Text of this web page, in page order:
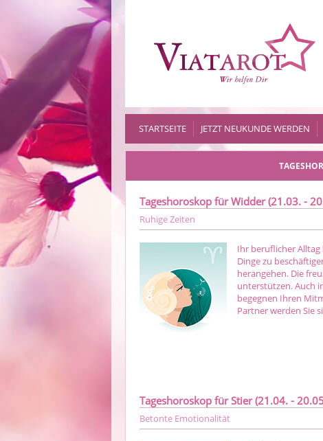
STARTSEITE JETZT NEUKUNDE WERDEN
Tageshoroskop für Widder (21.03. -
Ruhige Zeiten
Ihr beruflicher
Dinge zu
herangehen. Die
unterstützen. Auch
begegnen Ihren
Partner werden Sie
Tageshoroskop für Stier (21.04. -
Betonte Emotionalität